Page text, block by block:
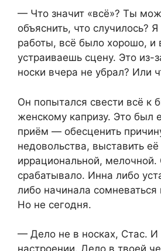
— Что значит «всё»? Ты
объяснить, что случилось?
работы, всё было хорошо, и
устраиваешь сцену. Это из-
носки вчера не убрал? Или
Он попытался свести всё к
женскому капризу. Это был
приём — обесценить
недовольства, выставить её
иррациональной,
срабатывало. Инна либо
либо начинала сомневаться
Но не сегодня.
— Дело не в носках, Стас.